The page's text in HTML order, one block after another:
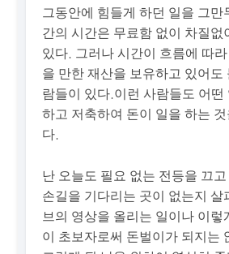
그동안에 힘들게 하던 일을 그만
간의 시간은 무료함 없이 차질없
있다. 그러나 시간이 흐름에 따
을 만한 재산을 보유하고 있어도
람들이 있다.이런 사람들도 어떤
하고 저축하여 돈이 일을 하는
다.
난 오늘도 필요 없는 전등을 끄고
손길을 기다리는 곳이 없는지 살
브의 영상을 올리는 일이나 이렇
이 초보자로써 돈벌이가 되지는